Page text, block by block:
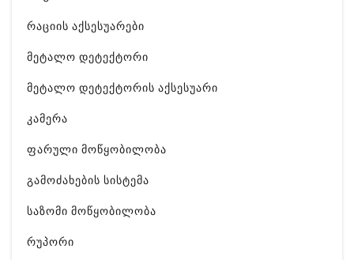
რაციის აქსესუარები
მეტალო დეტექტორი
მეტალო დეტექტორის აქსესუარი
კამერა
ფარული მოწყობილობა
გამოძახების სისტემა
საზომი მოწყობილობა
რუპორი